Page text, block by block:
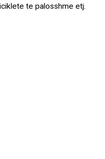
te palosshme etj.